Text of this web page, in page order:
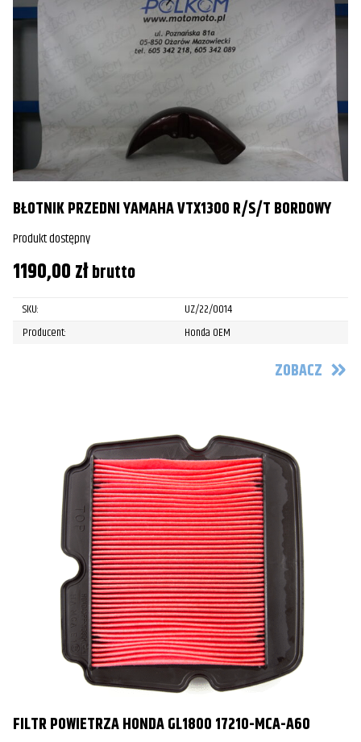
BŁOTNIK PRZEDNI YAMAHA VTX1300 R/S/T BORDOWY
Produkt dostępny
1190,00złbrutto
SKU:
UZ/22/0014
Producent:
Honda OEM
ZOBACZ
FILTR POWIETRZA HONDA GL1800 17210-MCA-A60